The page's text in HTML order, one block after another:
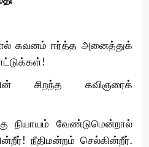
கவனம் ஈர்த்த அனைத்துக்
சிறந்த கவிஞரைக்
நியாயம் வேண்டுமென்றால்
நீதிமன்றம் செல்கின்றீர்.